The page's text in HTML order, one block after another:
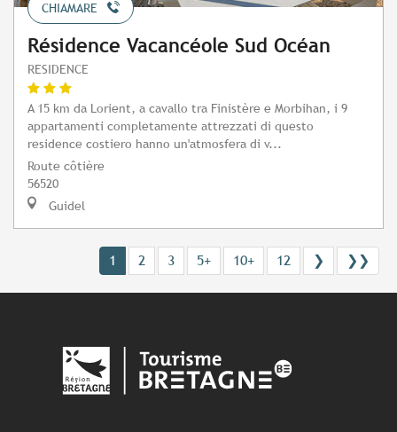
CHIAMARE
Résidence Vacancéole Sud Océan
RESIDENCE
A 15 km da Lorient, a cavallo tra Finistère e Morbihan, i 9
appartamenti completamente attrezzati di questo
residence costiero hanno un'atmosfera di v...
Route côtière
56520
Guidel
1 2 3 5+ 10+ 12 ❯ ❯❯